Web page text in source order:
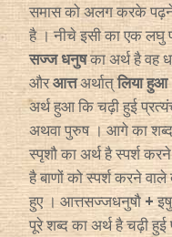
समास को अलग करके पढ़ने
है । नीचे इसी का एक लघु
सज्ज धनुषका अर्थ है वह
औरआत्तअर्थात्लिया
अर्थ हुआ कि चढ़ी हुई
अथवा पुरुष । आगे का
स्पृशौ का अर्थ है स्पर्श
है बाणों को स्पर्श करने वाले
हुए । आत्तसज्जधनुषौ+
पूरे शब्द का अर्थ है चढ़ी